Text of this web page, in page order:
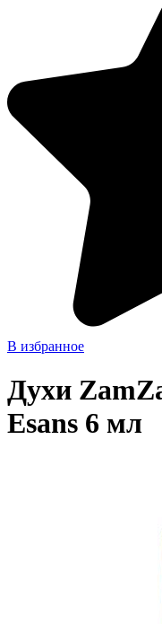
В избранное
Духи
Esans 6 мл